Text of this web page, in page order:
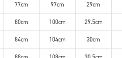
77cm 97cm 29cm
80cm 100cm 29.5cm
84cm 104cm 30cm